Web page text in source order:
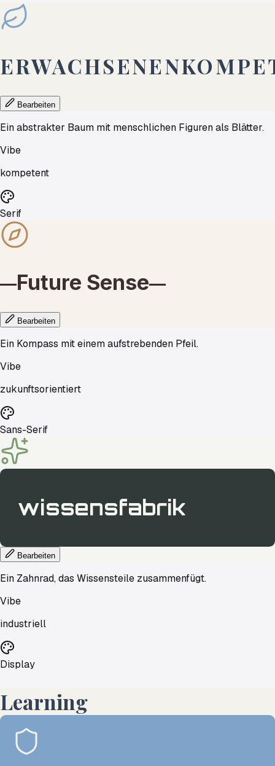
Bearbeiten
Ein abstrakter Baum mit menschlichen Figuren als Blätter.
Vibe
kompetent
Serif
—Future Sense—
Bearbeiten
Ein Kompass mit einem aufstrebenden Pfeil.
Vibe
zukunftsorientiert
Sans-Serif
wissensfabrik
Bearbeiten
Ein Zahnrad, das Wissensteile zusammenfügt.
Vibe
industriell
Display
Learning